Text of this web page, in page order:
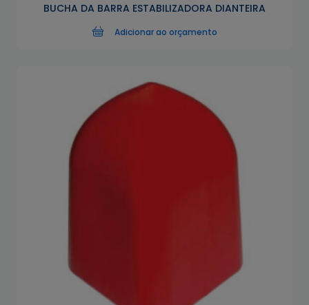
BUCHA DA BARRA ESTABILIZADORA DIANTEIRA
Adicionar ao orçamento